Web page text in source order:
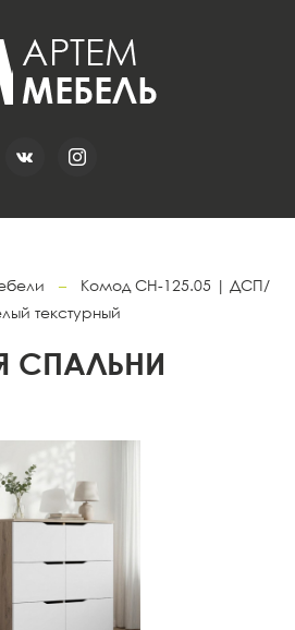
–
Комод СН-125.05 | ДСП/
текстурный
СПАЛЬНИ